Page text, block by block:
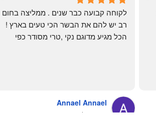
4 months ago
Annael Annael